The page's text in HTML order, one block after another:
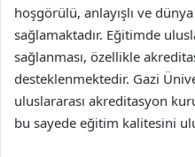
hoşgörülü, anlayışlı ve
sağlamaktadır. Eğitimde
sağlanması, özellikle
desteklenmektedir. Gazi
uluslararası akreditasyon
bu sayede eğitim kalitesini